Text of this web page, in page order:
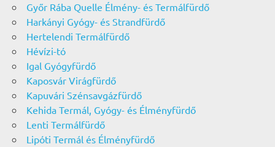
Győr Rába Quelle Élmény- és Termálfürdő
Harkányi Gyógy- és Strandfürdő
Hertelendi Termálfürdő
Hévízi-tó
Igal Gyógyfürdő
Kaposvár Virágfürdő
Kapuvári Szénsavgázfürdő
Kehida Termál, Gyógy- és Élményfürdő
Lenti Termálfürdő
Lipóti Termál és Élményfürdő